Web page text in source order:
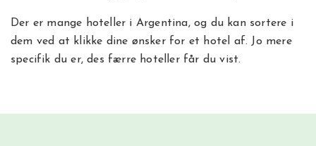
Der er mange hoteller i Argentina, og du kan sortere i
dem ved at klikke dine ønsker for et hotel af. Jo mere
specifik du er, des færre hoteller får du vist.